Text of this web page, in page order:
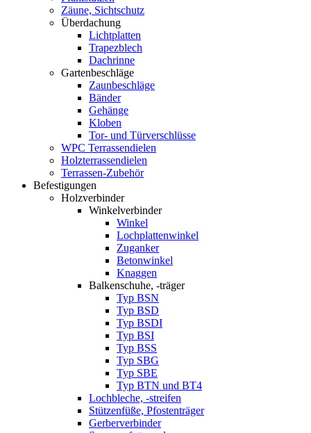
Zäune, Sichtschutz
Überdachung
Lichtplatten
Trapezblech
Dachrinne
Gartenbeschläge
Zaunbeschläge
Bänder
Gehänge
Kloben
Tor- und Türverschlüsse
WPC Terrassendielen
Holzterrassendielen
Terrassen-Zubehör
Befestigungen
Holzverbinder
Winkelverbinder
Winkel
Lochplattenwinkel
Zuganker
Betonwinkel
Knaggen
Balkenschuhe, -träger
Typ BSN
Typ BSD
Typ BSDI
Typ BSI
Typ BSS
Typ SBG
Typ SBE
Typ BTN und BT4
Lochbleche, -streifen
Stützenfüße, Pfostenträger
Gerberverbinder